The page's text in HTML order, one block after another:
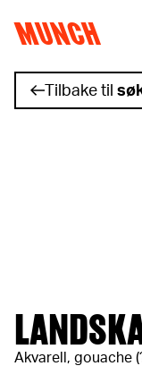
Hopp til innhold
MUNCH
Tilbake til
Akvarell, gouache